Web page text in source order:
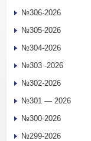
№306-2026
№305-2026
№304-2026
№303 -2026
№302-2026
№301 — 2026
№300-2026
№299-2026